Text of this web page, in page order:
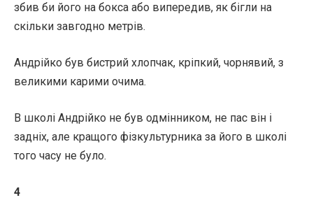
збив би його на бокса або випередив, як бігли на
скільки завгодно метрів.
Андрійко був бистрий хлопчак, кріпкий, чорнявий, з
великими карими очима.
В школі Андрійко не був одмінником, не пас він і
задніх, але кращого фізкультурника за його в школі
того часу не було.
4